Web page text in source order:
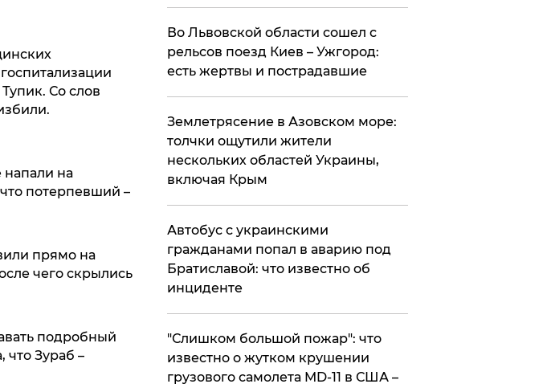
Со слов
напали на
потерпевший –
прямо на
чего скрылись
подробный
что Зураб –
Во Львовской области сошел с
рельсов поезд Киев – Ужгород:
есть жертвы и пострадавшие
Землетрясение в Азовском море:
толчки ощутили жители
нескольких областей Украины,
включая Крым
Автобус с украинскими
гражданами попал в аварию под
Братиславой: что известно об
инциденте
"Слишком большой пожар": что
известно о жутком крушении
грузового самолета MD-11 в США –